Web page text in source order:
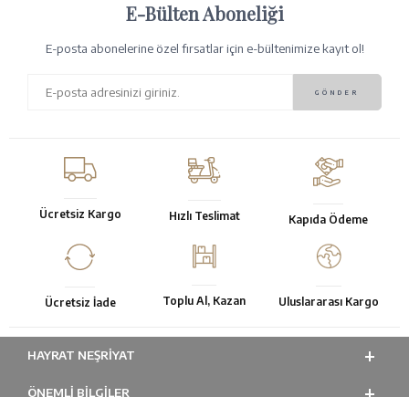
E-Bülten Aboneliği
E-posta abonelerine özel fırsatlar için e-bültenimize kayıt ol!
Ücretsiz Kargo Hızlı Teslimat Kapıda Ödeme
Ücretsiz İade Toplu Al, Kazan Uluslararası Kargo
HAYRAT NEŞRIYAT
ÖNEMLI BILGILER